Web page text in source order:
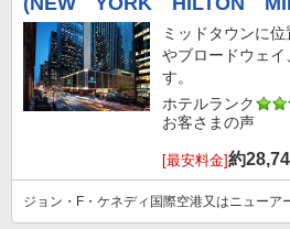
ミッドタウンに
やブロードウェ
す。
ホテルランク
お客さまの声
[最安料金]約
ジョン・F・ケネディ国際空港又はニューア